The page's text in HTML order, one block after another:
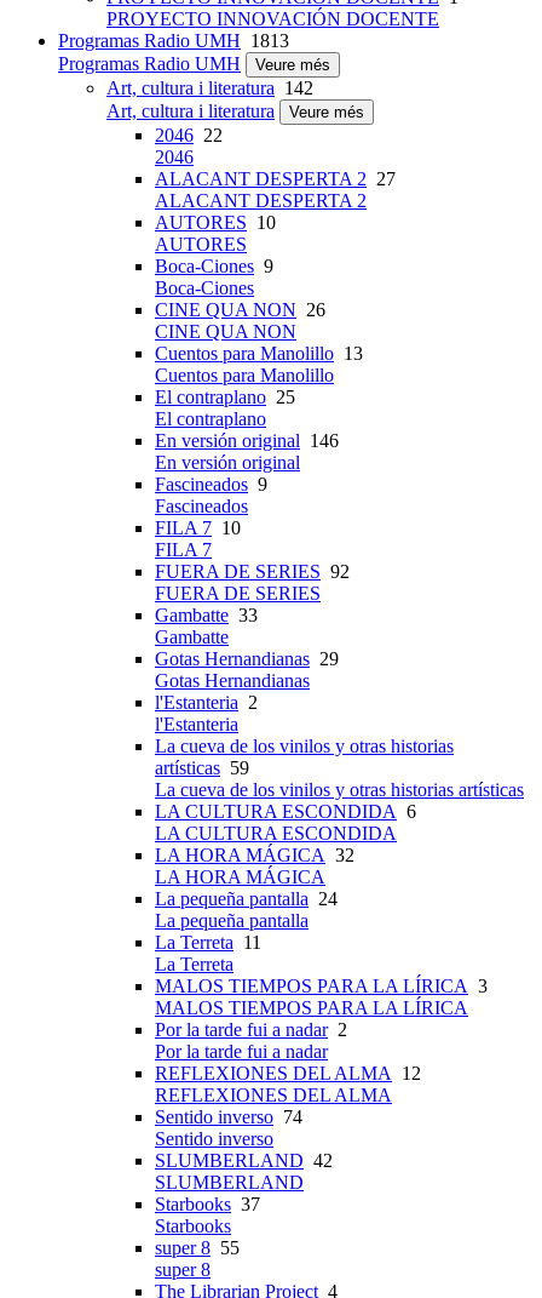
PROYECTO INNOVACIÓN DOCENTE
Programas Radio UMH 1813
Programas Radio UMH
Veure més
Art, cultura i literatura 142
Art, cultura i literatura
Veure més
2046 22
2046
ALACANT DESPERTA 2 27
ALACANT DESPERTA 2
AUTORES 10
AUTORES
Boca-Ciones 9
Boca-Ciones
CINE QUA NON 26
CINE QUA NON
Cuentos para Manolillo 13
Cuentos para Manolillo
El contraplano 25
El contraplano
En versión original 146
En versión original
Fascineados 9
Fascineados
FILA 7 10
FILA 7
FUERA DE SERIES 92
FUERA DE SERIES
Gambatte 33
Gambatte
Gotas Hernandianas 29
Gotas Hernandianas
l'Estanteria 2
l'Estanteria
La cueva de los vinilos y otras historias
artísticas 59
La cueva de los vinilos y otras historias artísticas
LA CULTURA ESCONDIDA 6
LA CULTURA ESCONDIDA
LA HORA MÁGICA 32
LA HORA MÁGICA
La pequeña pantalla 24
La pequeña pantalla
La Terreta 11
La Terreta
MALOS TIEMPOS PARA LA LÍRICA 3
MALOS TIEMPOS PARA LA LÍRICA
Por la tarde fui a nadar2
Por la tarde fui a nadar
REFLEXIONES DEL ALMA 12
REFLEXIONES DEL ALMA
Sentido inverso 74
Sentido inverso
SLUMBERLAND 42
SLUMBERLAND
Starbooks 37
Starbooks
super 8 55
super 8
The Librarian Project4